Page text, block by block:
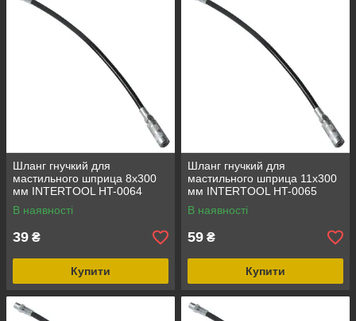
Шланг гнучкий для
мастильного шприца 8x300
мм INTERTOOL HT-0064
В наявності
39 ₴
Купити
Шланг гнучкий для
мастильного шприца 11x300
мм INTERTOOL HT-0065
В наявності
59 ₴
Купити